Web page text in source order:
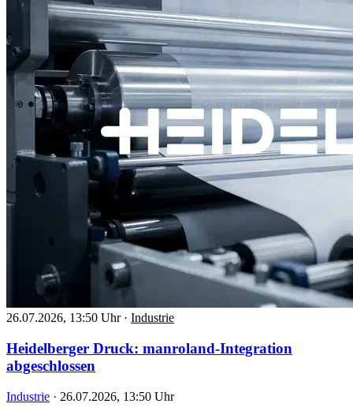
26.07.2026, 13:50 Uhr · Industrie
Heidelberger Druck: manroland-Integration
abgeschlossen
Industrie · 26.07.2026, 13:50 Uhr